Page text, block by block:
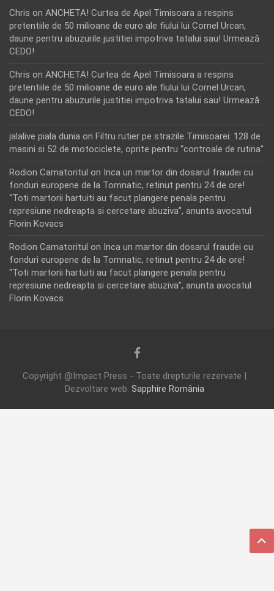
Chris on ANCHETA! Curtea de Apel Timisoara a respins
pretentiile de 50 milioane de euro ale fiului lui Cornel Urcan,
daune pentru abuzurile justitiei impotriva tatalui sau! Urmează
CEDO!
Chris on ANCHETA! Curtea de Apel Timisoara a respins
pretentiile de 50 milioane de euro ale fiului lui Cornel Urcan,
daune pentru abuzurile justitiei impotriva tatalui sau! Urmează
CEDO!
jalalive piala dunia on Filtru rutier pe strazile Timisoarei: 128 de
masini si 52 de motociclete, oprite pentru “controale de rutina”
Rodion Camatoritul on Inca un martor din dosarul fraudei cu
fonduri europene de la Tomnatic, retinut pentru 24 de ore!
“Toti martorii hartuiti au facut plangere penala pentru
represiune nedreapta si cercetare abuziva”, anunta avocatul
Florin Kovacs
Rodion Camatoritul on Inca un martor din dosarul fraudei cu
fonduri europene de la Tomnatic, retinut pentru 24 de ore!
“Toti martorii hartuiti au facut plangere penala pentru
represiune nedreapta si cercetare abuziva”, anunta avocatul
Florin Kovacs
Copyright @Impact Press - Toate drepturile rezervate |
Dezvoltare web: Sapphire România